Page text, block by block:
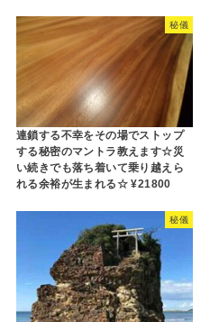
秘儀
連鎖する不幸をその場でストップ
する秘密のマントラ教えます☆災
い続きでも落ち着いて乗り越えら
れる余裕が生まれる☆ ¥21800
秘儀